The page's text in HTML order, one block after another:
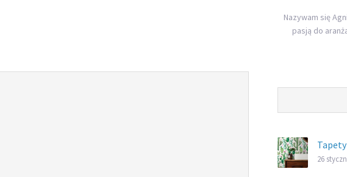
Nazywam się
pasją do
26